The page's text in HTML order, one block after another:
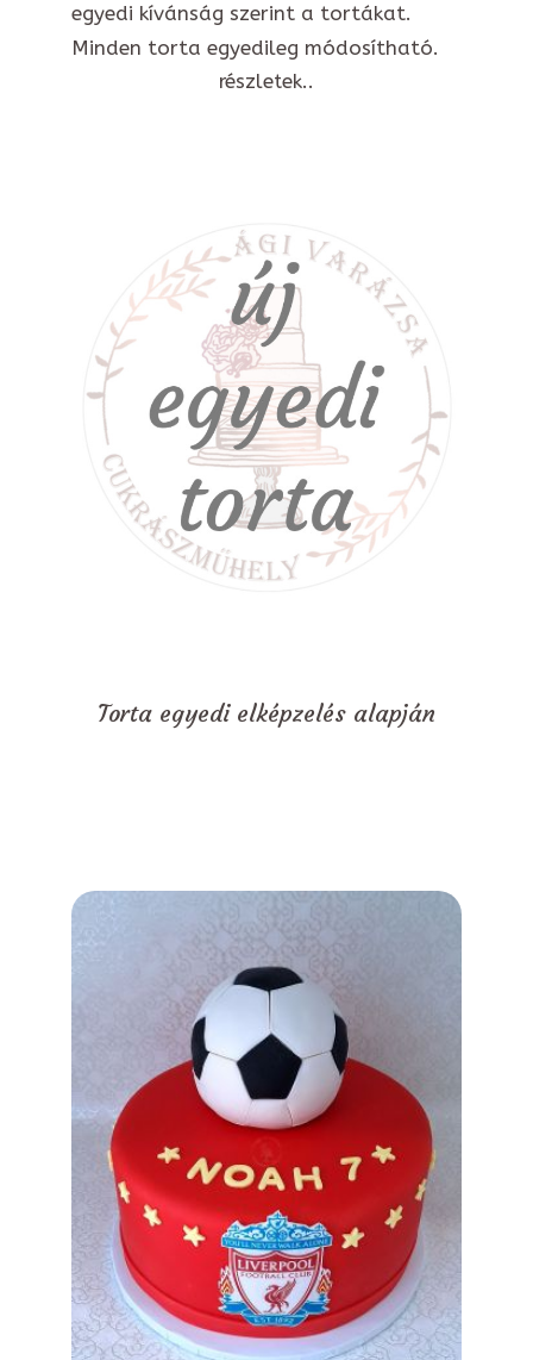
egyedi kívánság szerint a tortákat.
Minden torta egyedileg módosítható.
részletek..
Torta egyedi elképzelés alapján